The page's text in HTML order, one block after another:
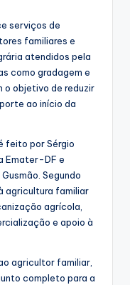
serviços de
familiares e
atendidos pela
como gradagem e
o objetivo de reduzir
ao início da
feito por Sérgio
Emater-DF e
Segundo
agricultura familiar
agrícola,
e apoio à
agricultor familiar,
completo para a